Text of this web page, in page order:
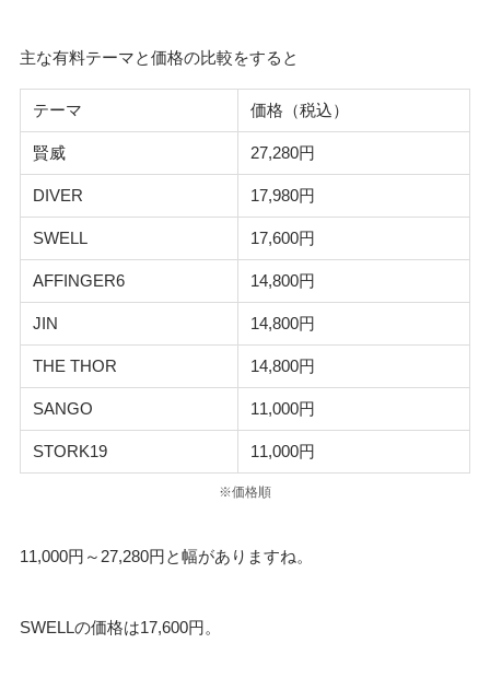
主な有料テーマと価格の比較をすると
テーマ 価格（税込）
賢威 27,280円
DIVER 17,980円
SWELL 17,600円
AFFINGER6 14,800円
JIN 14,800円
THE THOR 14,800円
SANGO 11,000円
STORK19 11,000円
※価格順
11,000円～27,280円と幅がありますね。
SWELLの価格は17,600円。